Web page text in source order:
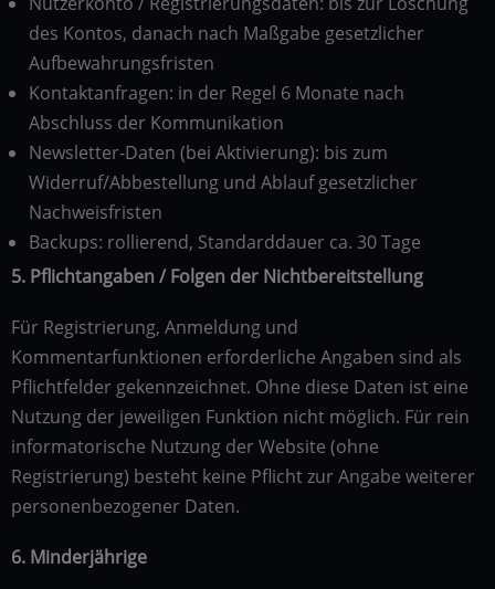
des Kontos, danach nach Maßgabe gesetzlicher
Aufbewahrungsfristen
Kontaktanfragen: in der Regel 6 Monate nach
Abschluss der Kommunikation
Newsletter-Daten (bei Aktivierung): bis zum
Widerruf/Abbestellung und Ablauf gesetzlicher
Nachweisfristen
Backups: rollierend, Standarddauer ca. 30 Tage
5. Pflichtangaben / Folgen der Nichtbereitstellung
Für Registrierung, Anmeldung und
Kommentarfunktionen erforderliche Angaben sind als
Pflichtfelder gekennzeichnet. Ohne diese Daten ist eine
Nutzung der jeweiligen Funktion nicht möglich. Für rein
informatorische Nutzung der Website (ohne
Registrierung) besteht keine Pflicht zur Angabe weiterer
personenbezogener Daten.
6. Minderjährige